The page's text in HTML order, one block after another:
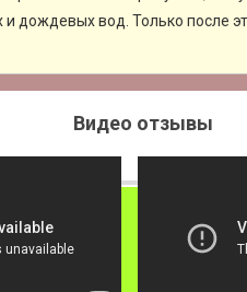
и дождевых вод. Только после
Видео отзывы